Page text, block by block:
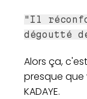
"Il
dégoutté
Alors ça,
presque que
KADAYE.